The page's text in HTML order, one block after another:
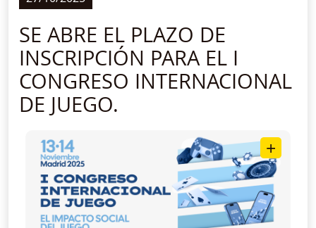
SE ABRE EL PLAZO DE
INSCRIPCIÓN PARA EL I
CONGRESO INTERNACIONAL
DE JUEGO.